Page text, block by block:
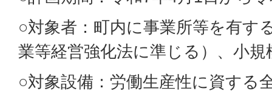
○対象者：町内に事業所等を有す
業等経営強化法に準じる）、小
○対象設備：労働生産性に資する